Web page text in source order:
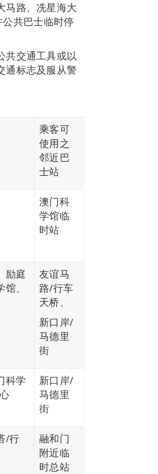
马路、冼星海大
共巴士临时停
共交通工具或以
通标志及服从警
乘客可
使用之
邻近巴
士站
澳门科
学馆临
时站
励庭
、
友谊马
路/行车
天桥、
新口岸/
马德里
街
科学
新口岸/
马德里
街
/行
融和门
附近临
时总站